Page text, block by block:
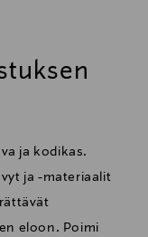
ja kodikas.
ja -materiaalit
eloon. Poimi